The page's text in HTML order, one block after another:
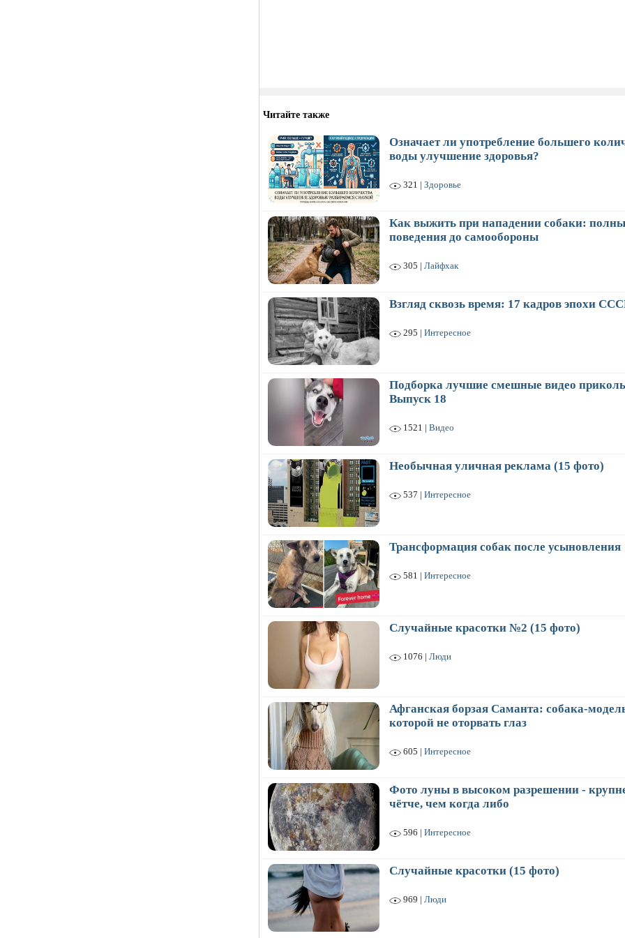
Читайте также
Означает ли употребление большего
воды улучшение здоровья?
321 | Здоровье
Как выжить при нападении собаки:
поведения до самообороны
305 | Лайфхак
Взгляд сквозь время: 17 кадров эпохи
295 | Интересное
Подборка лучшие смешные видео
Выпуск 18
1521 | Видео
Необычная уличная реклама (15 фото)
537 | Интересное
Трансформация собак после усыновления
581 | Интересное
Случайные красотки №2 (15 фото)
1076 | Люди
Афганская борзая Саманта: собака-
которой не оторвать глаз
605 | Интересное
Фото луны в высоком разрешении -
чётче, чем когда либо
596 | Интересное
Случайные красотки (15 фото)
969 | Люди